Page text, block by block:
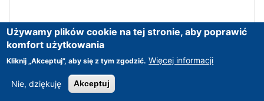
CNC>SIEMENS
Używamy plików cookie na tej stronie, aby poprawić
komfort użytkowania
Kliknij „Akceptuj”, aby się z tym zgodzić. Więcej informacji
Nie, dziękuję Akceptuj